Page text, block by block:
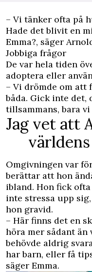
– Vi tänker ofta på
Hade det blivit en
Emma?, säger
Jobbiga frågor
De var hela tiden
adoptera eller
– Vi drömde om att
båda. Gick inte det,
tillsammans, bara vi
Jag vet att
Omgivningen var
berättar att hon
ibland. Hon fick
inte stressa upp
hon gravid.
– Här finns det en
höra mer sådant än
behövde aldrig
har barn, eller få
säger Emma.